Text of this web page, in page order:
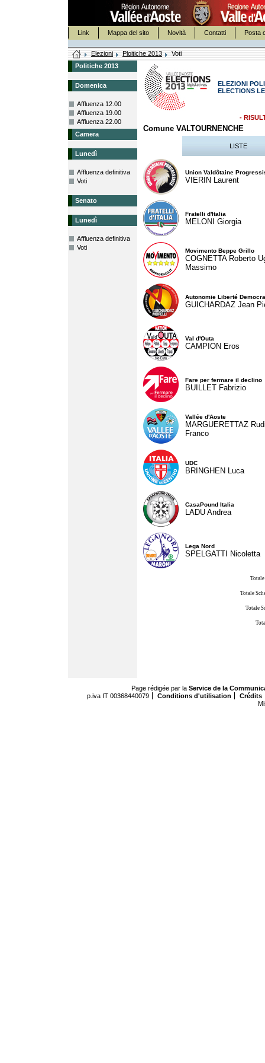
Link Mappa del sito Novità Contatti Posta
Elezioni Ploitiche 2013
Voti
Politiche 2013
Domenica
Affluenza 12.00
Affluenza 19.00
Affluenza 22.00
Camera
Lunedì
Affluenza definitiva
Voti
Senato
Lunedì
Affluenza definitiva
Voti
ELEZIONI
ELECTIONS
-
Comune VALTOURNENCHE
LISTE
Union Valdôtaine
VIERIN Laurent
Fratelli d'Italia
MELONI Giorgia
Movimento Beppe Grillo
COGNETTA Roberto
Massimo
Autonomie Liberté
GUICHARDAZ Jean
Val d'Outa
CAMPION Eros
Fare per fermare il declino
BUILLET Fabrizio
Vallée d'Aoste
MARGUERETTAZ
Franco
UDC
BRINGHEN Luca
CasaPound Italia
LADU Andrea
Lega Nord
SPELGATTI Nicoletta
Totale
Totale
Page rédigée par la Service de la
p.iva IT 00368440079
Conditions d'utilisation
Crédits